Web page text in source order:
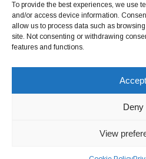
To provide the best experiences, we use
and/or access device information.
allow us to process data such as
site. Not consenting or withdrawing
features and functions.
Accept
Deny
View
Auf